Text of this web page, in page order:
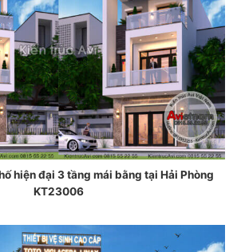
hiện đại 3 tầng mái bằng tại Hải Phòng
KT23006